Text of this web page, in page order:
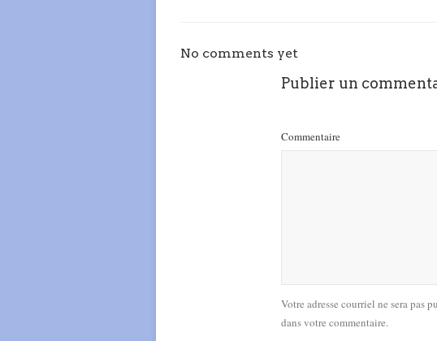
No comments yet
Publier un
Commentaire
Votre adresse courriel ne sera pas
dans votre commentaire.